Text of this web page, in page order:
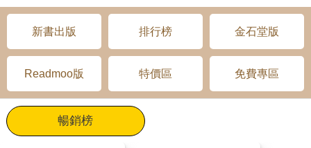
新書出版 排行榜 金石堂版
Readmoo版 特價區 免費專區
暢銷榜